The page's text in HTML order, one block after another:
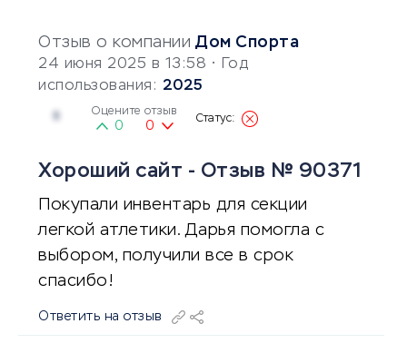
Отзыв о компании Дом Спорта
24 июня 2025 в 13:58 • Год
использования: 2025
Оцените отзыв
0 0
Хороший сайт - Отзыв № 90371
Покупали инвентарь для секции
легкой атлетики. Дарья помогла с
выбором, получили все в срок
спасибо!
Ответить на отзыв